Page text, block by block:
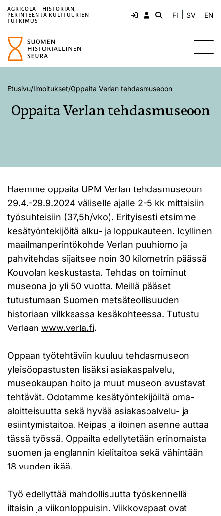
AGRICOLA – HISTORIAN,
PERINTEEN JA KULTTUURIEN
TUTKIMUS
FI SV EN
Etusivu/Ilmoitukset/Oppaita Verlan tehdasmuseoon
Oppaita Verlan tehdasmuseoon
Haemme oppaita UPM Verlan tehdasmuseoon
29.4.-29.9.2024 väliselle ajalle 2-5 kk mittaisiin
työsuhteisiin (37,5h/vko). Erityisesti etsimme
kesätyöntekijöitä alku- ja loppukauteen. Idyllinen
maailmanperintökohde Verlan puuhiomo ja
pahvitehdas sijaitsee noin 30 kilometrin päässä
Kouvolan keskustasta. Tehdas on toiminut
museona jo yli 50 vuotta. Meillä pääset
tutustumaan Suomen metsäteollisuuden
historiaan vilkkaassa kesäkohteessa. Tutustu
Verlaan www.verla.fi.
Oppaan työtehtäviin kuuluu tehdasmuseon
yleisöopastusten lisäksi asiakaspalvelu,
museokaupan hoito ja muut museon avustavat
tehtävät. Odotamme kesätyöntekijöiltä oma-
aloitteisuutta sekä hyvää asiakaspalvelu- ja
esiintymistaitoa. Reipas ja iloinen asenne auttaa
tässä työssä. Oppailta edellytetään erinomaista
suomen ja englannin kielitaitoa sekä vähintään
18 vuoden ikää.
Työ edellyttää mahdollisuutta työskennellä
iltaisin ja viikonloppuisin. Viikkovapaat ovat